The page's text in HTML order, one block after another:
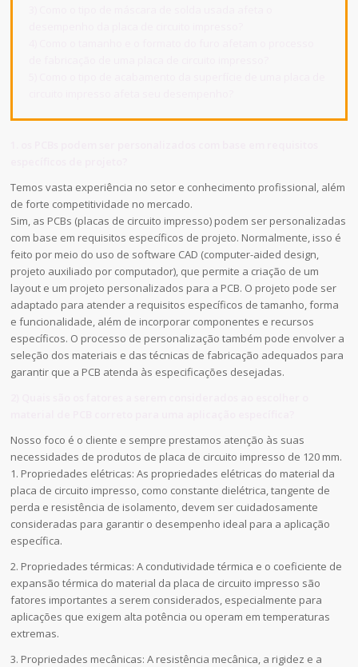
Temos vasta experiência no setor e conhecimento profissional, além
de forte competitividade no mercado.
Sim, as PCBs (placas de circuito impresso) podem ser personalizadas
com base em requisitos específicos de projeto. Normalmente, isso é
feito por meio do uso de software CAD (computer-aided design,
projeto auxiliado por computador), que permite a criação de um
layout e um projeto personalizados para a PCB. O projeto pode ser
adaptado para atender a requisitos específicos de tamanho, forma
e funcionalidade, além de incorporar componentes e recursos
específicos. O processo de personalização também pode envolver a
seleção dos materiais e das técnicas de fabricação adequados para
garantir que a PCB atenda às especificações desejadas.
Nosso foco é o cliente e sempre prestamos atenção às suas
necessidades de produtos de placa de circuito impresso de 120 mm.
1. Propriedades elétricas: As propriedades elétricas do material da
placa de circuito impresso, como constante dielétrica, tangente de
perda e resistência de isolamento, devem ser cuidadosamente
consideradas para garantir o desempenho ideal para a aplicação
específica.
2. Propriedades térmicas: A condutividade térmica e o coeficiente de
expansão térmica do material da placa de circuito impresso são
fatores importantes a serem considerados, especialmente para
aplicações que exigem alta potência ou operam em temperaturas
extremas.
3. Propriedades mecânicas: A resistência mecânica, a rigidez e a